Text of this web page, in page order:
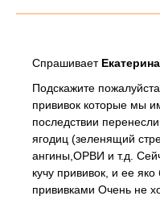
Спрашивает Екатерина
Подскажите
прививок которые мы
последствии
ягодиц (зеленящий
ангины,ОРВИ и т.д.
кучу прививок, и ее
прививками Очень не